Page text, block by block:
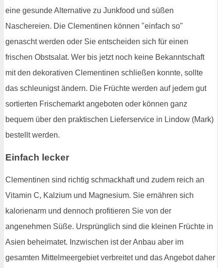
eine gesunde Alternative zu Junkfood und süßen
Naschereien. Die Clementinen können "einfach so"
genascht werden oder Sie entscheiden sich für einen
frischen Obstsalat. Wer bis jetzt noch keine Bekanntschaft
mit den dekorativen Clementinen schließen konnte, sollte
das schleunigst ändern. Die Früchte werden auf jedem gut
sortierten Frischemarkt angeboten oder können ganz
bequem über den praktischen Lieferservice in Lindow (Mark)
bestellt werden.
Einfach lecker
Clementinen sind richtig schmackhaft und zudem reich an
Vitamin C, Kalzium und Magnesium. Sie ernähren sich
kalorienarm und dennoch profitieren Sie von der
angenehmen Süße. Ursprünglich sind die kleinen Früchte in
Asien beheimatet. Inzwischen ist der Anbau aber im
gesamten Mittelmeergebiet verbreitet und das Angebot daher